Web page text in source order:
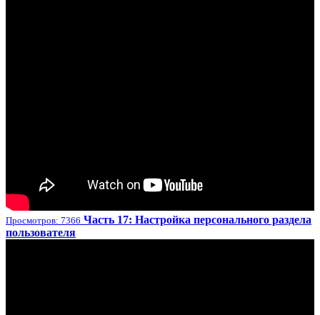
Просмотров: 7366 Часть 17: Настройка персонального раздела
пользователя